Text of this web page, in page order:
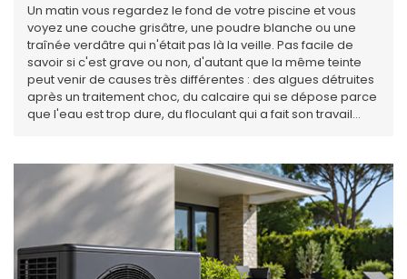
Un matin vous regardez le fond de votre piscine et vous
voyez une couche grisâtre, une poudre blanche ou une
traînée verdâtre qui n'était pas là la veille. Pas facile de
savoir si c'est grave ou non, d'autant que la même teinte
peut venir de causes très différentes : des algues détruites
après un traitement choc, du calcaire qui se dépose parce
que l'eau est trop dure, du floculant qui a fait son travail
soit dans le bassin, il faut d'abord observer le dépôt : sa
couleur, son aspect (poudreux, visqueux, filamenteux), et
ce qui s'est passé dans les dernières 24 à 48 heures. Ce
guide part de ce que vous voyez pour vous aider à
identifier la cause, choisir la bonne action et éviter les
erreurs classiques qui font repartir le problème depuis le
début.